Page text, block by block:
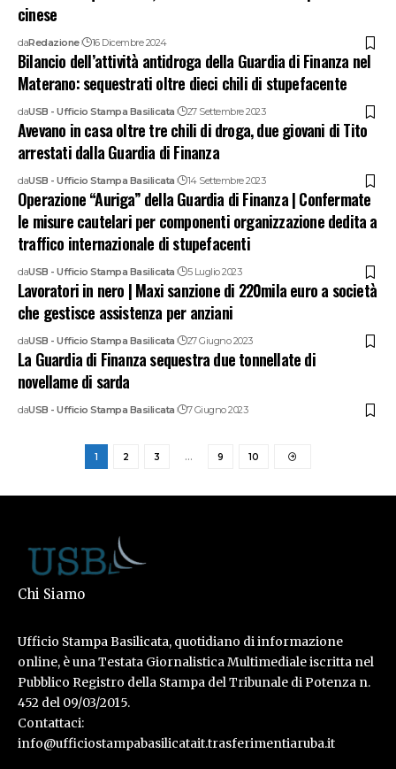
cinese
daRedazione 16 Dicembre 2024
Bilancio dell’attività antidroga della Guardia di Finanza nel
Materano: sequestrati oltre dieci chili di stupefacente
daUSB - Ufficio Stampa Basilicata 27 Settembre 2023
Avevano in casa oltre tre chili di droga, due giovani di Tito
arrestati dalla Guardia di Finanza
daUSB - Ufficio Stampa Basilicata 14 Settembre 2023
Operazione “Auriga” della Guardia di Finanza | Confermate
le misure cautelari per componenti organizzazione dedita a
traffico internazionale di stupefacenti
daUSB - Ufficio Stampa Basilicata 5 Luglio 2023
Lavoratori in nero | Maxi sanzione di 220mila euro a società
che gestisce assistenza per anziani
daUSB - Ufficio Stampa Basilicata 27 Giugno 2023
La Guardia di Finanza sequestra due tonnellate di
novellame di sarda
daUSB - Ufficio Stampa Basilicata 7 Giugno 2023
1 2 3 … 9 10
Chi Siamo
Ufficio Stampa Basilicata, quotidiano di informazione
online, è una Testata Giornalistica Multimediale iscritta nel
Pubblico Registro della Stampa del Tribunale di Potenza n.
452 del 09/03/2015.
Contattaci:
info@ufficiostampabasilicatait.trasferimentiaruba.it